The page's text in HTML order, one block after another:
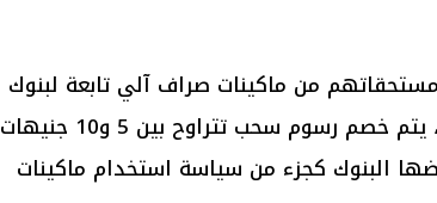
من ماكينات صراف آلي تابعة لبنوك
غير التي يصرفون منها معاشاتهم، يتم خصم رسوم سحب تتراوح بين 5 و10 جنيهات
البنوك كجزء من سياسة استخدام ماكينات